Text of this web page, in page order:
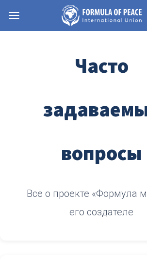
Навигация
Часто
вопросы
Всё о проекте «Формула
его создателе